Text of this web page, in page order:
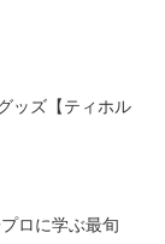
ッズ【ティホル
ロに学ぶ最旬